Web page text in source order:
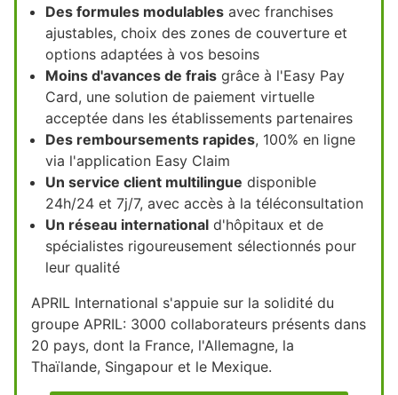
Des formules modulables avec franchises
ajustables, choix des zones de couverture et
options adaptées à vos besoins
Moins d'avances de frais grâce à l'Easy Pay
Card, une solution de paiement virtuelle
acceptée dans les établissements partenaires
Des remboursements rapides, 100% en ligne
via l'application Easy Claim
Un service client multilingue disponible
24h/24 et 7j/7, avec accès à la téléconsultation
Un réseau international d'hôpitaux et de
spécialistes rigoureusement sélectionnés pour
leur qualité
APRIL International s'appuie sur la solidité du
groupe APRIL: 3000 collaborateurs présents dans
20 pays, dont la France, l'Allemagne, la
Thaïlande, Singapour et le Mexique.